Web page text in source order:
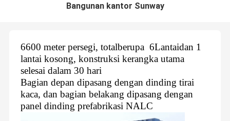
Bangunan kantor Sunway
6600 meter persegi, totalberupa 6Lantaidan 1
lantai kosong, konstruksi kerangka utama
selesai dalam 30 hari
Bagian depan dipasang dengan dinding tirai
kaca, dan bagian belakang dipasang dengan
panel dinding prefabrikasi NALC